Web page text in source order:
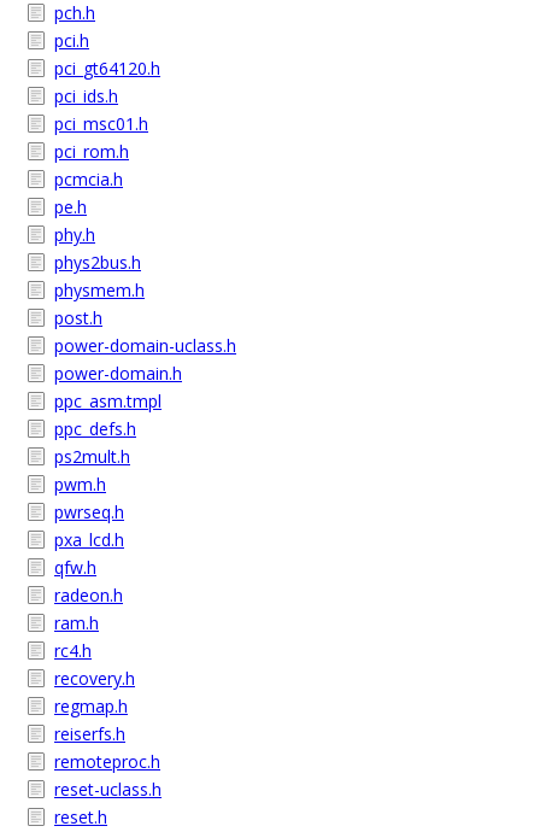
pch.h
pci.h
pci_gt64120.h
pci_ids.h
pci_msc01.h
pci_rom.h
pcmcia.h
pe.h
phy.h
phys2bus.h
physmem.h
post.h
power-domain-uclass.h
power-domain.h
ppc_asm.tmpl
ppc_defs.h
ps2mult.h
pwm.h
pwrseq.h
pxa_lcd.h
qfw.h
radeon.h
ram.h
rc4.h
recovery.h
regmap.h
reiserfs.h
remoteproc.h
reset-uclass.h
reset.h